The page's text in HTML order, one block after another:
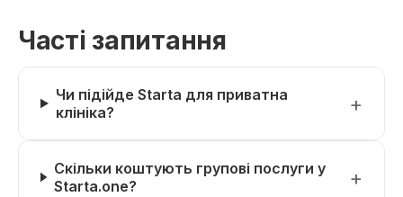
Часті запитання
Чи підійде Starta для приватна
клініка?
Скільки коштують групові послуги у
Starta.one?